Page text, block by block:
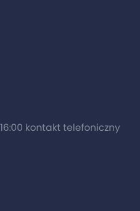
kontakt telefoniczny